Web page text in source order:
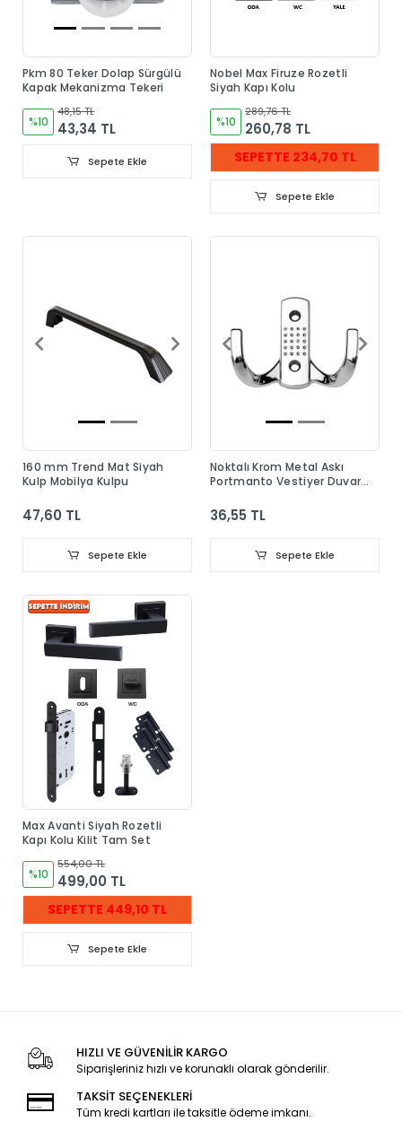
Pkm 80 Teker Dolap Sürgülü
Kapak Mekanizma Tekeri
%10
48,15 TL
43,34 TL
Sepete Ekle
Nobel Max Firuze Rozetli
Siyah Kapı Kolu
%10
289,76 TL
260,78 TL
SEPETTE 234,70 TL
Sepete Ekle
160 mm Trend Mat Siyah
Kulp Mobilya Kulpu
47,60 TL
Sepete Ekle
Noktalı Krom Metal Askı
Portmanto Vestiyer Duvar
36,55 TL
Sepete Ekle
Max Avanti Siyah Rozetli
Kapı Kolu Kilit Tam Set
%10
554,00 TL
499,00 TL
SEPETTE 449,10 TL
Sepete Ekle
HIZLI VE GÜVENİLİR KARGO
Siparişleriniz hızlı ve korunaklı olarak gönderilir.
TAKSİT SEÇENEKLERİ
Tüm kredi kartları ile taksitle ödeme imkanı.